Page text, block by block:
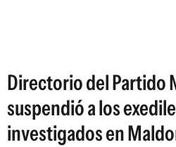
Directorio del Partido
suspendió a los
investigados en